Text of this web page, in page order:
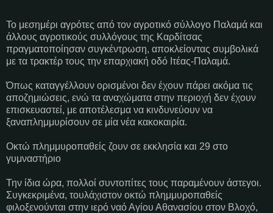
Το μεσημέρι αγρότες από τον αγροτικό σύλλογο Παλαμά και
άλλους αγροτικούς συλλόγους της Καρδίτσας
πραγματοποίησαν συγκέντρωση, αποκλείοντας συμβολικά
με τα τρακτέρ τους την επαρχιακή οδό Ιτέας-Παλαμά.
Όπως καταγγέλλουν ορισμένοι δεν έχουν πάρει ακόμα τις
αποζημιώσεις, ενώ τα αναχώματα στην περιοχή δεν έχουν
επισκευαστεί, με αποτέλεσμα να κινδυνεύουν να
ξαναπλημμυρίσουν σε μία νέα κακοκαιρία.
Οκτώ πλημμυροπαθείς ζουν σε εκκλησία και 29 στο
γυμναστήριο
Την ίδια ώρα, πολλοί συντοπίτες τους παραμένουν άστεγοι.
Συγκεκριμένα, τουλάχιστον οκτώ πλημμυροπαθείς
φιλοξενούνται στην ιερό ναό Αγίου Αθανασίου στον Βλοχό,